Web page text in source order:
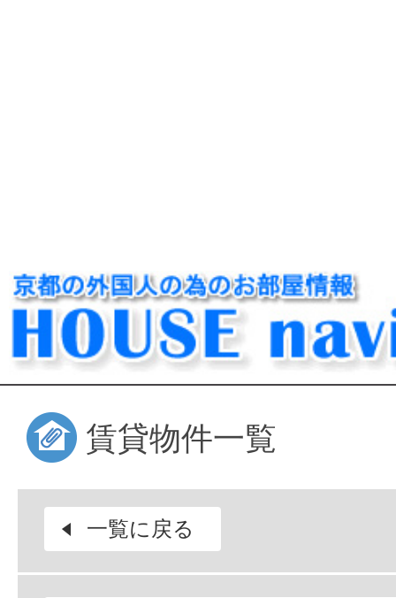
賃貸物件一覧
一覧に戻る